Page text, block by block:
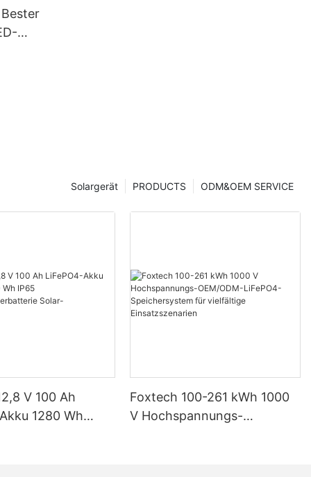
ODM&OEM SERVICE
PRODUCTS
Solargerät
V 100 Ah
1280 Wh
Foxtech 100-261 kWh 1000
V Hochspannungs-